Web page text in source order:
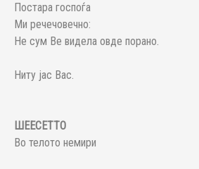
Постара госпоѓа
Ми речечовечно:
Не сум Ве видела овде порано.
Ниту јас Вас.
ШЕЕСЕТТО
Во телото немири